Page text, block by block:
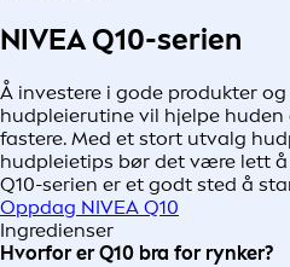
NIVEA Q10-serien
Å investere i gode produkter
hudpleierutine vil hjelpe huden
fastere. Med et stort utvalg
hudpleietips bør det være lett
Q10-serien er et godt sted å
Oppdag NIVEA Q10
Ingredienser
Hvorfor er Q10 bra for rynker?